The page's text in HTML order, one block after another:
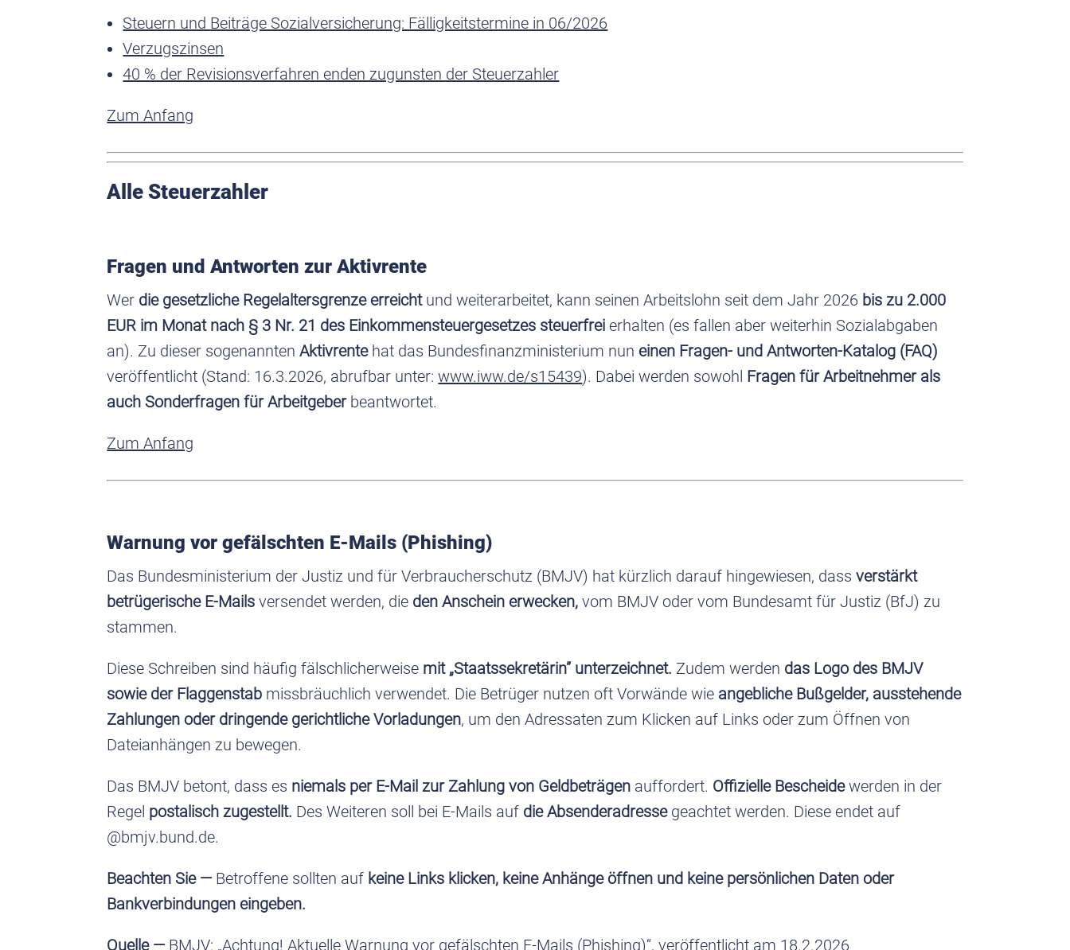
Steuern und Beiträge Sozialversicherung: Fälligkeitstermine in 06/2026
Verzugszinsen
40 % der Revisionsverfahren enden zugunsten der Steuerzahler
Zum Anfang
Alle Steuerzahler
Fragen und Antworten zur Aktivrente
Wer die gesetzliche Regelaltersgrenze erreichtund weiterarbeitet, kann seinen Arbeitslohn seit dem Jahr 2026 bis zu 2.000
EUR im Monat nach § 3 Nr. 21 des Einkommensteuergesetzes steuerfrei erhalten (es fallen aber weiterhin Sozialabgaben
an). Zu dieser sogenanntenAktivrentehat das Bundesfinanzministerium nun einen Fragen- und Antworten-Katalog (FAQ)
veröffentlicht (Stand: 16.3.2026, abrufbar unter:www.iww.de/s15439). Dabei werden sowohl Fragen für Arbeitnehmer als
auch Sonderfragen für Arbeitgeberbeantwortet.
Zum Anfang
Warnung vor gefälschten E-Mails (Phishing)
Das Bundesministerium der Justiz und für Verbraucherschutz (BMJV) hat kürzlich darauf hingewiesen, dassverstärkt
betrügerische E-Mails versendet werden, die den Anschein erwecken, vom BMJV oder vom Bundesamt für Justiz (BfJ) zu
stammen.
Diese Schreiben sind häufig fälschlicherweise mit „Staatssekretärin” unterzeichnet. Zudem werden das Logo des BMJV
sowie der Flaggenstab missbräuchlich verwendet. Die Betrüger nutzen oft Vorwände wie angebliche Bußgelder, ausstehende
Zahlungen oder dringende gerichtliche Vorladungen, um den Adressaten zum Klicken auf Links oder zum Öffnen von
Dateianhängen zu bewegen.
Das BMJV betont, dass es niemals per E-Mail zur Zahlung von Geldbeträgen auffordert. Offizielle Bescheidewerden in der
Regel postalisch zugestellt. Des Weiteren soll bei E-Mails auf die Absenderadressegeachtet werden. Diese endet auf
@bmjv.bund.de.
Beachten Sie — Betroffene sollten auf keine Links klicken, keine Anhänge öffnen und keine persönlichen Daten oder
Bankverbindungen eingeben.
Quelle — BMJV: „Achtung! Aktuelle Warnung vor gefälschten E-Mails (Phishing)“, veröffentlicht am 18.2.2026